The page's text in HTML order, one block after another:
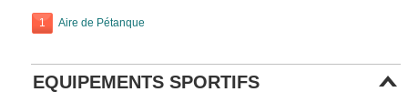
1 Aire de Pétanque
EQUIPEMENTS SPORTIFS